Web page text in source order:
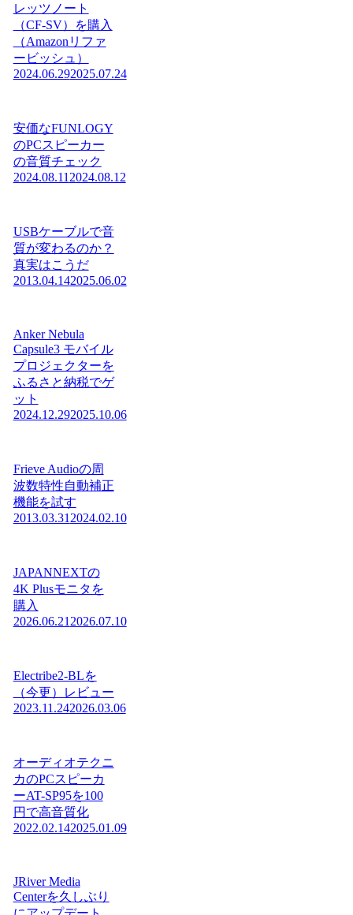
レッツノート
（CF-SV）を購入
（Amazonリファ
ービッシュ）
2024.06.292025.07.24
安価なFUNLOGY
のPCスピーカー
の音質チェック
2024.08.11 2024.08.12
USBケーブルで音
質が変わるのか？
真実はこうだ
2013.04.142025.06.02
Anker Nebula
Capsule3 モバイル
プロジェクターを
ふるさと納税でゲ
ット
2024.12.292025.10.06
Frieve Audioの周
波数特性自動補正
機能を試す
2013.03.31 2024.02.10
JAPANNEXTの
4K Plusモニタを
購入
2026.06.21 2026.07.10
Electribe2-BLを
（今更）レビュー
2023.11.242026.03.06
オーディオテクニ
カのPCスピーカ
ーAT-SP95を100
円で高音質化
2022.02.142025.01.09
JRiver Media
Centerを久しぶり